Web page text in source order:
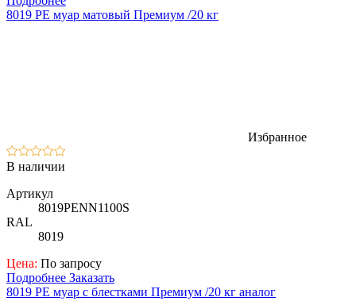
8019 PE муар матовый Премиум /20 кг
Избранное
В наличии
Артикул
8019PENN1100S
RAL
8019
Цена: По запросу
Подробнее Заказать
8019 PE муар с блестками Премиум /20 кг аналог